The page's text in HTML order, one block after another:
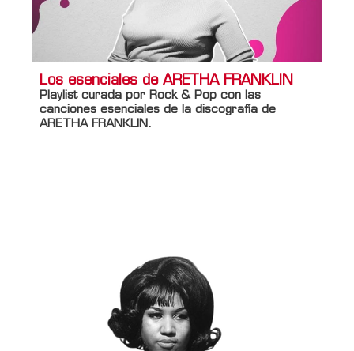
Los esenciales de ARETHA FRANKLIN
Playlist curada por Rock & Pop con las
canciones esenciales de la discografía de
ARETHA FRANKLIN.